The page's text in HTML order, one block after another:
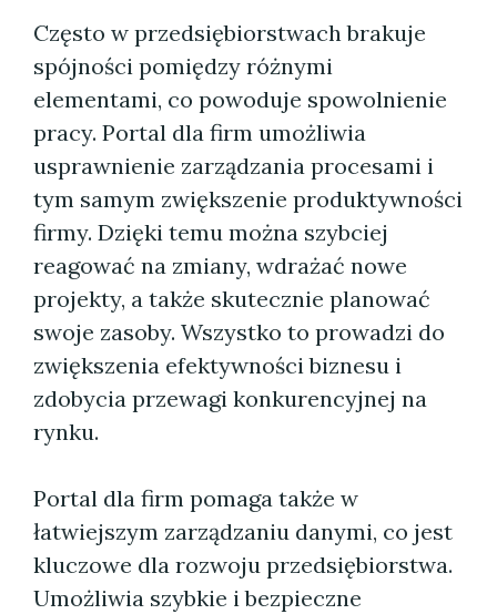
Często w przedsiębiorstwach brakuje
spójności pomiędzy różnymi
elementami, co powoduje spowolnienie
pracy. Portal dla firm umożliwia
usprawnienie zarządzania procesami i
tym samym zwiększenie produktywności
firmy. Dzięki temu można szybciej
reagować na zmiany, wdrażać nowe
projekty, a także skutecznie planować
swoje zasoby. Wszystko to prowadzi do
zwiększenia efektywności biznesu i
zdobycia przewagi konkurencyjnej na
rynku.
Portal dla firm pomaga także w
łatwiejszym zarządzaniu danymi, co jest
kluczowe dla rozwoju przedsiębiorstwa.
Umożliwia szybkie i bezpieczne